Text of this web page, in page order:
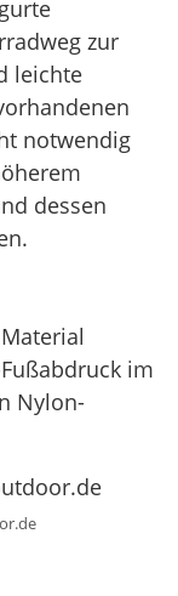
zur
leichte
notwendig
dessen
im
Nylon-